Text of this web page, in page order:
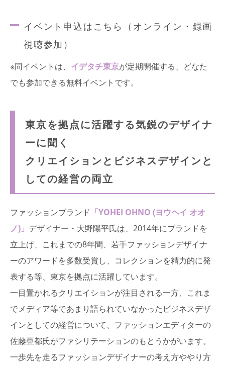
イベント申込はこちら（オンライン・録画
視聴参加）
※同イベントは、 イデタチ東京が定期開催する、どなた
でも参加できる無料イベントです。
東京を拠点に活躍する気鋭のデザイナ
ーに聞く
クリエイションとビジネスデザインと
しての経営の両立
ファッションブランド 「YOHEI OHNO (ヨウヘイ オオ
ノ)」 デザイナー・大野陽平氏は、2014年にブランドを
立上げ、これまでの8年間、若手ファッションデザイナ
ーのアワードを多数受賞し、コレクションを精力的に発
表する等、東京を拠点に活躍しています。
一目置かれるクリエイションが注目される一方、これま
でメディア等であまり語られていなかったビジネスデザ
インとしての経営について、ファッションエディターの
佐藤亜都氏がファシリテーションのもとうかがいます。
一歩先を走るファッションデザイナーの考え方ややり方